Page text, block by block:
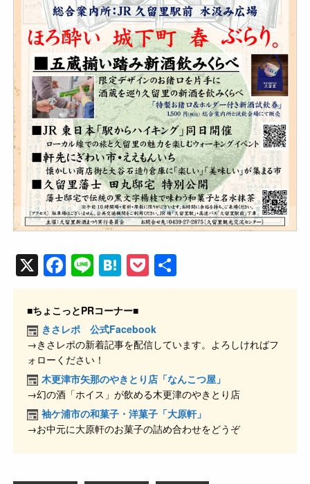
X F
a
c
e
b
o
o
k
Li
n
e
H
at
e
n
a
P
o
et
有
■ちょこっとPRコーナー■
きさレポ 公式Facebook
→きさレポの新着記事を配信しています。よろしければフ
ォローください！
木更津市矢那のやきとり店「なんこつ屋」
→幻の酒「ホイス」が飲める木更津のやきとり店
袖ケ浦市の和菓子・洋菓子「大原軒」
→お中元に大原軒のお菓子の詰め合わせをどうぞ